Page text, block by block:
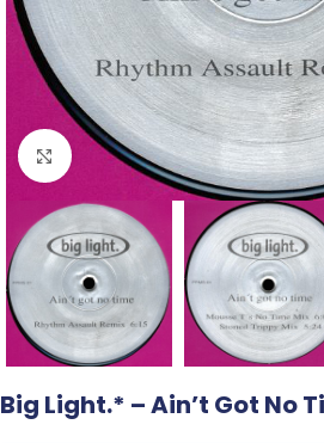
Click to enlarge
Big Light.* – Ain’t Got No